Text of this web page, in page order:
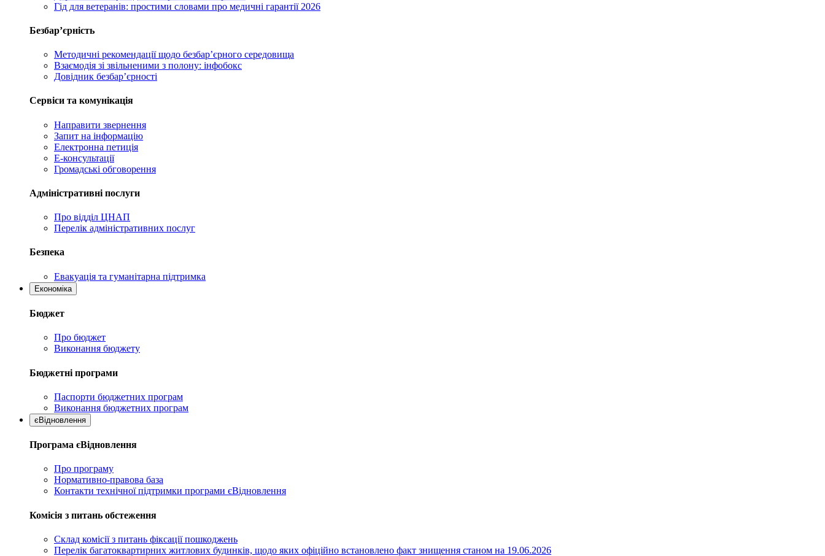
Гід для ветеранів: простими словами про медичні гарантії 2026
Безбар’єрність
Методичні рекомендації щодо безбар’єрного середовища
Взаємодія зі звільненими з полону: інфобокс
Довідник безбар’єрності
Сервіси та комунікація
Направити звернення
Запит на інформацію
Електронна петиція
Е-консультації
Громадські обговорення
Адміністративні послуги
Про відділ ЦНАП
Перелік адміністративних послуг
Безпека
Евакуація та гуманітарна підтримка
Економіка
Бюджет
Про бюджет
Виконання бюджету
Бюджетні програми
Паспорти бюджетних програм
Виконання бюджетних програм
єВідновлення
Програма єВідновлення
Про програму
Нормативно-правова база
Контакти технічної підтримки програми єВідновлення
Комісія з питань обстеження
Склад комісії з питань фіксації пошкоджень
Перелік багатоквартирних житлових будинків, щодо яких офіційно встановлено факт знищення станом на 19.06.2026